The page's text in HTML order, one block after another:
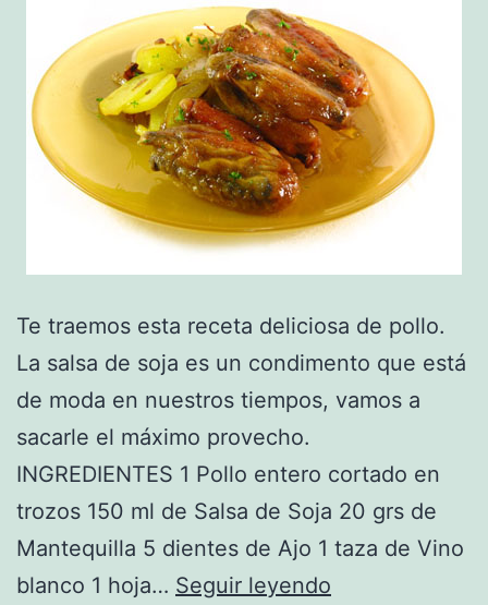
Te traemos esta receta deliciosa de pollo.
La salsa de soja es un condimento que está
de moda en nuestros tiempos, vamos a
sacarle el máximo provecho.
INGREDIENTES 1 Pollo entero cortado en
trozos 150 ml de Salsa de Soja 20 grs de
Mantequilla 5 dientes de Ajo 1 taza de Vino
blanco 1 hoja… Seguir leyendo